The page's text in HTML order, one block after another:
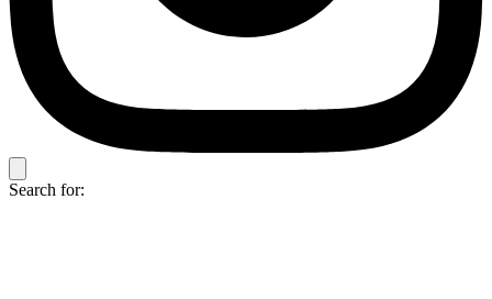
Search for: